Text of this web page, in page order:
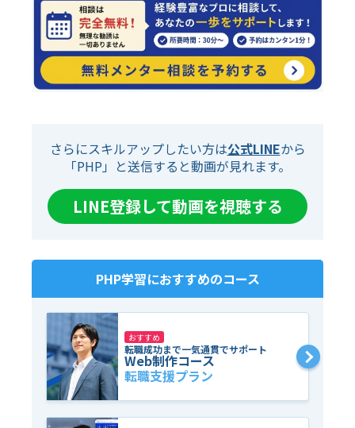
さらにスキルアップしたい方は公式LINEから
「PHP」と送信すると動画が見れます。
LINE登録して動画を視聴する
PHP学習におすすめのコース
おすすめ
転職成功まで一気通貫でサポート
Web制作コース
転職支援プラン